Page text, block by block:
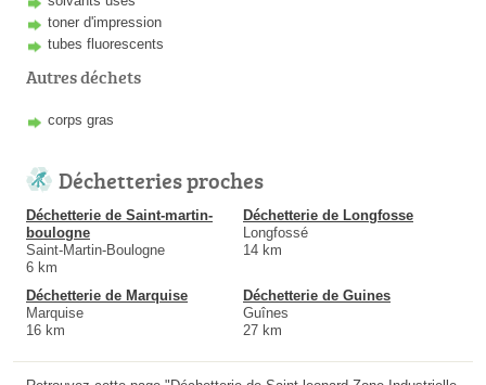
toner d'impression
tubes fluorescents
Autres déchets
corps gras
Déchetteries proches
Déchetterie de Saint-martin-
boulogne
Saint-Martin-Boulogne
6 km
Déchetterie de Longfosse
Longfossé
14 km
Déchetterie de Marquise
Marquise
16 km
Déchetterie de Guines
Guînes
27 km